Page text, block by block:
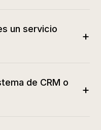
un servicio
+
de CRM o
+